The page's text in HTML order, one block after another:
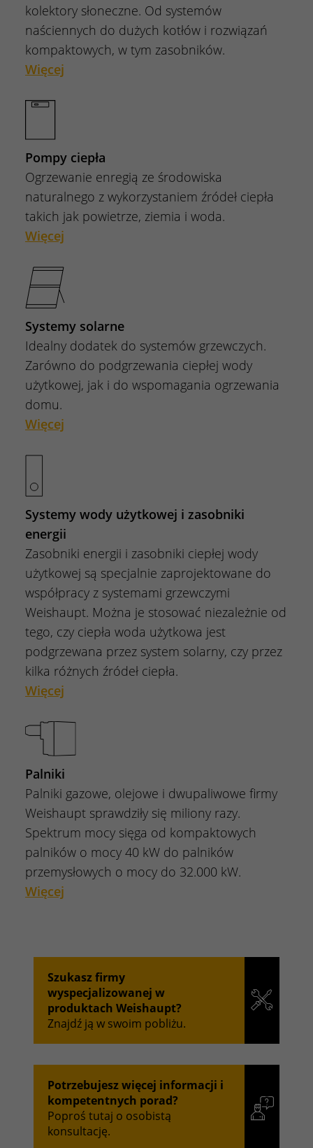
kolektory słoneczne. Od systemów
naściennych do dużych kotłów i rozwiązań
kompaktowych, w tym zasobników.
Więcej
Pompy ciepła
Ogrzewanie enregią ze środowiska
naturalnego z wykorzystaniem źródeł ciepła
takich jak powietrze, ziemia i woda.
Więcej
Systemy solarne
Idealny dodatek do systemów grzewczych.
Zarówno do podgrzewania ciepłej wody
użytkowej, jak i do wspomagania ogrzewania
domu.
Więcej
Systemy wody użytkowej i zasobniki
energii
Zasobniki energii i zasobniki ciepłej wody
użytkowej są specjalnie zaprojektowane do
współpracy z systemami grzewczymi
Weishaupt. Można je stosować niezależnie od
tego, czy ciepła woda użytkowa jest
podgrzewana przez system solarny, czy przez
kilka różnych źródeł ciepła.
Więcej
Palniki
Palniki gazowe, olejowe i dwupaliwowe firmy
Weishaupt sprawdziły się miliony razy.
Spektrum mocy sięga od kompaktowych
palników o mocy 40 kW do palników
przemysłowych o mocy do 32.000 kW.
Więcej
Szukasz firmy
wyspecjalizowanej w
produktach Weishaupt?
Znajdź ją w swoim pobliżu.
Potrzebujesz więcej informacji i
kompetentnych porad?
Poproś tutaj o osobistą
konsultację.